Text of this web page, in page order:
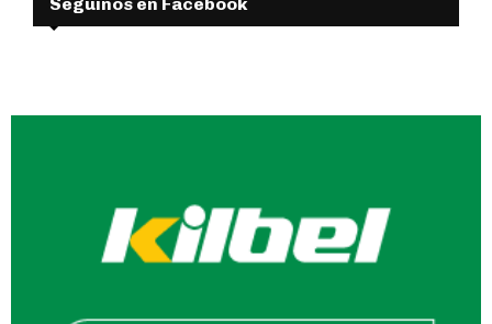
Seguinos en Facebook